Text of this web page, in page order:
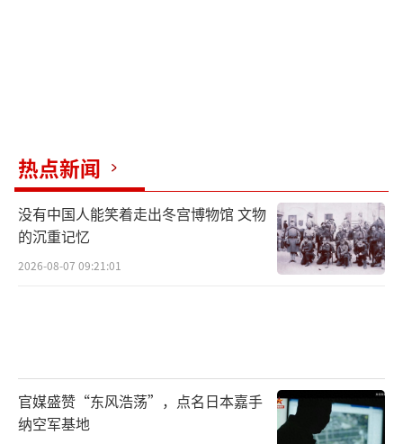
热点新闻
没有中国人能笑着走出冬宫博物馆 文物
的沉重记忆
2026-08-07 09:21:01
官媒盛赞“东风浩荡”，点名日本嘉手
纳空军基地